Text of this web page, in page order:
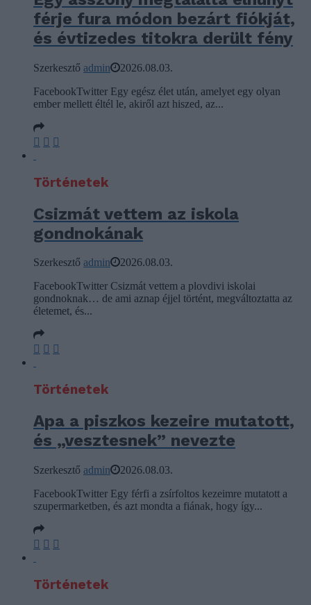
férje fura módon bezárt fiókját,
és évtizedes titokra derült fény
Szerkesztő admin
2026.08.03.
FacebookTwitter Egy egész élet után, amelyet egy olyan
ember mellett éltél le, akiről azt hiszed, az...
Történetek
Csizmát vettem az iskola
gondnokának
Szerkesztő admin
2026.08.03.
FacebookTwitter Csizmát vettem a plovdivi iskolai
gondnoknak… de ami aznap éjjel történt, megváltoztatta az
életemet, és...
Történetek
Apa a piszkos kezeire mutatott,
és „vesztesnek” nevezte
Szerkesztő admin
2026.08.03.
FacebookTwitter Egy férfi a zsírfoltos kezeimre mutatott a
szupermarketben, és azt mondta a fiának, hogy így...
Történetek